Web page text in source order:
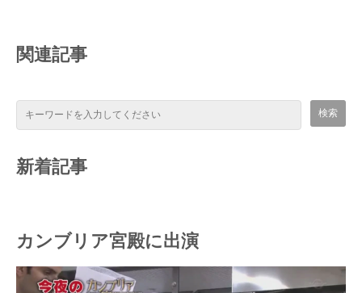
関連記事
新着記事
カンブリア宮殿に出演